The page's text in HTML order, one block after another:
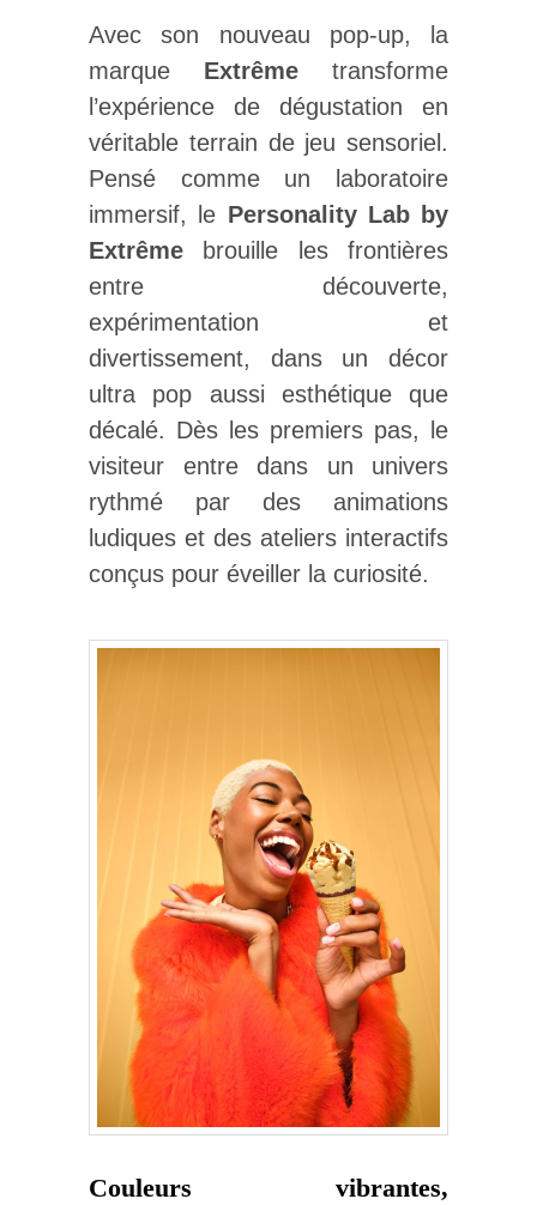
Avec son nouveau pop-up, la
marque Extrême transforme
l’expérience de dégustation en
véritable terrain de jeu sensoriel.
Pensé comme un laboratoire
immersif, le Personality Lab by
Extrême
brouille les frontières
entre découverte,
expérimentation et
divertissement, dans un décor
ultra pop aussi esthétique que
décalé. Dès les premiers pas, le
visiteur entre dans un univers
rythmé par des animations
ludiques et des ateliers interactifs
conçus pour éveiller la curiosité.
Couleurs vibrantes,